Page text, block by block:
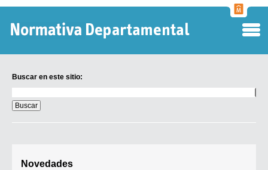
Buscar en este sitio:
en
este
sitio:
Novedades